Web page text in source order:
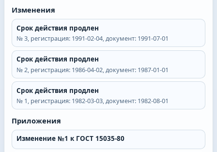
Изменения
Срок действия продлен
№3, регистрация: 1991-02-04, документ: 1991-07-01
Срок действия продлен
№ 2, регистрация: 1986-04-02, документ: 1987-01-01
Срок действия продлен
№ 1, регистрация: 1982-03-03, документ: 1982-08-01
Приложения
Изменение №1 к ГОСТ 15035-80